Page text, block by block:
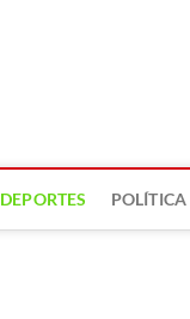
DEPORTES POLÍTICA